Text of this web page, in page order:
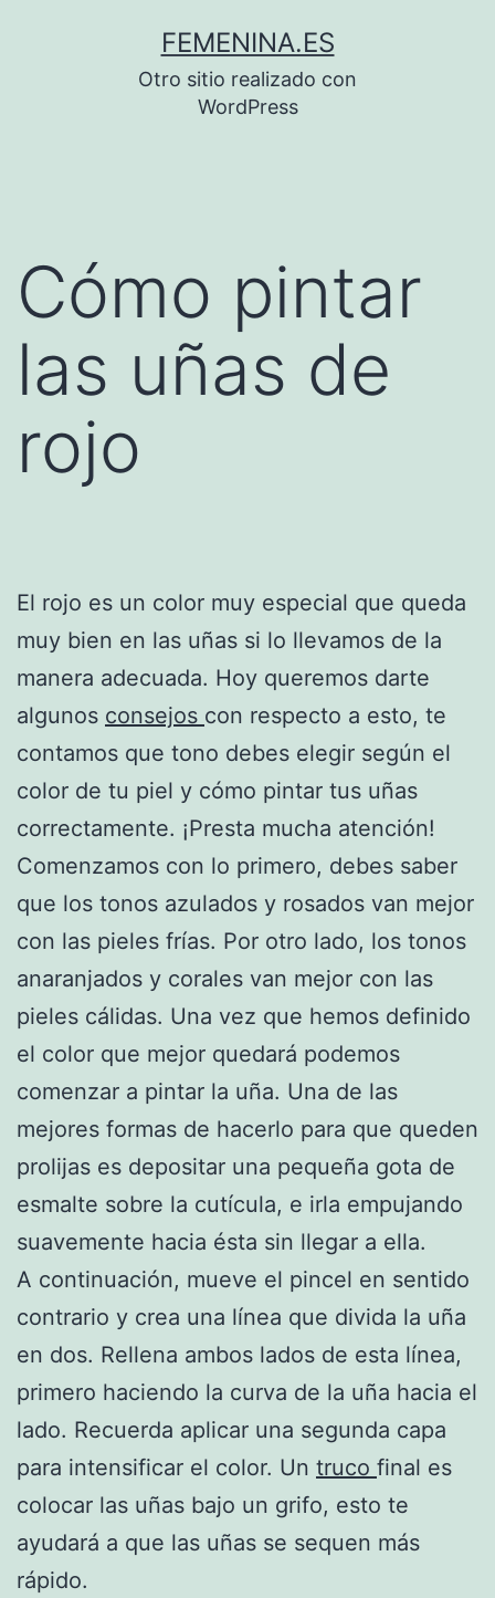
FEMENINA.ES
Otro sitio realizado con
WordPress
Cómo pintar
las uñas de
rojo
El rojo es un color muy especial que queda
muy bien en las uñas si lo llevamos de la
manera adecuada. Hoy queremos darte
algunos consejos con respecto a esto, te
contamos que tono debes elegir según el
color de tu piel y cómo pintar tus uñas
correctamente. ¡Presta mucha atención!
Comenzamos con lo primero, debes saber
que los tonos azulados y rosados van mejor
con las pieles frías. Por otro lado, los tonos
anaranjados y corales van mejor con las
pieles cálidas. Una vez que hemos definido
el color que mejor quedará podemos
comenzar a pintar la uña. Una de las
mejores formas de hacerlo para que queden
prolijas es depositar una pequeña gota de
esmalte sobre la cutícula, e irla empujando
suavemente hacia ésta sin llegar a ella.
A continuación, mueve el pincel en sentido
contrario y crea una línea que divida la uña
en dos. Rellena ambos lados de esta línea,
primero haciendo la curva de la uña hacia el
lado. Recuerda aplicar una segunda capa
para intensificar el color. Un truco final es
colocar las uñas bajo un grifo, esto te
ayudará a que las uñas se sequen más
rápido.